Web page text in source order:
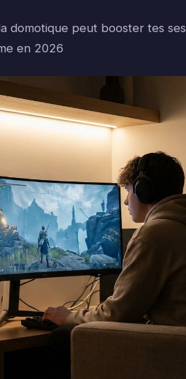
domotique peut booster tes
en 2026